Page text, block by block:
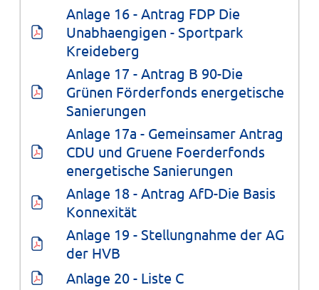
Anlage 16 - Antrag FDP Die
Unabhaengigen - Sportpark
Kreideberg
Anlage 17 - Antrag B 90-Die
Grünen Förderfonds energetische
Sanierungen
Anlage 17a - Gemeinsamer Antrag
CDU und Gruene Foerderfonds
energetische Sanierungen
Anlage 18 - Antrag AfD-Die Basis
Konnexität
Anlage 19 - Stellungnahme der AG
der HVB
Anlage 20 - Liste C